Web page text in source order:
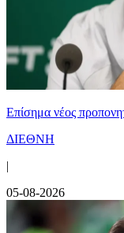
Επίσημα νέος
ΔΙΕΘΝΗ
|
05-08-2026